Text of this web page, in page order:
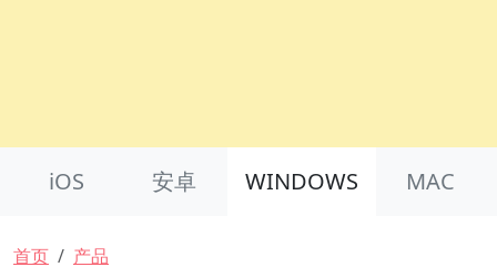
iOS 安卓 WINDOWS MAC
面包屑
首页 产品